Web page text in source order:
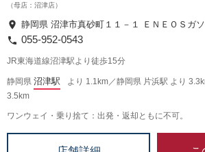
（母店：沼津店）
静岡県 沼津市真砂町１１－１ ＥＮＥＯＳガ
055-952-0543
JR東海道線沼津駅より徒歩15分
静岡県 沼津駅
より 1.1km／静岡県 片浜駅 より
3.5km
ワンウェイ・乗り捨て：出発・返却ともに不可。